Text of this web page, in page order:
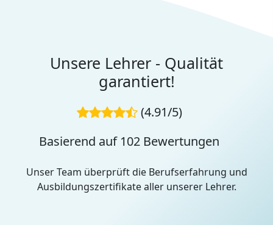
Unsere Lehrer - Qualität
garantiert!
(4.91/5)
Basierend auf 102 Bewertungen
Unser Team überprüft die Berufserfahrung und
Ausbildungszertifikate aller unserer Lehrer.